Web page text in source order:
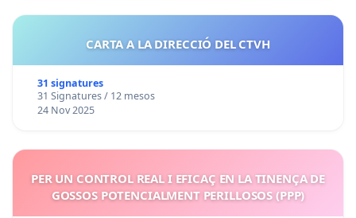
CARTA A LA DIRECCIÓ DEL CTVH
31 signatures
31 Signatures / 12 mesos
24 Nov 2025
PER UN CONTROL REAL I EFICAÇ EN LA TINENÇA DE
GOSSOS POTENCIALMENT PERILLOSOS (PPP)